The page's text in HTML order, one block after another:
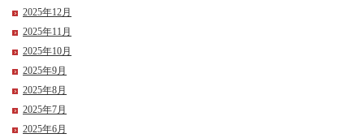
2025年12月
2025年11月
2025年10月
2025年9月
2025年8月
2025年7月
2025年6月